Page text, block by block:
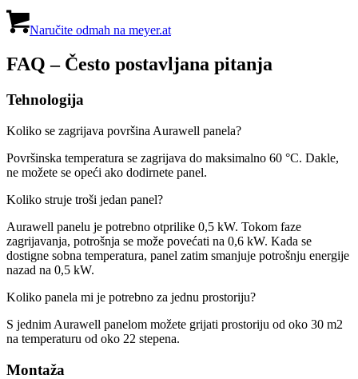
Naručite odmah na meyer.at
FAQ – Često postavljana pitanja
Tehnologija
Koliko se zagrijava površina Aurawell panela?
Površinska temperatura se zagrijava do maksimalno 60 °C. Dakle,
ne možete se opeći ako dodirnete panel.
Koliko struje troši jedan panel?
Aurawell panelu je potrebno otprilike 0,5 kW. Tokom faze
zagrijavanja, potrošnja se može povećati na 0,6 kW. Kada se
dostigne sobna temperatura, panel zatim smanjuje potrošnju energije
nazad na 0,5 kW.
Koliko panela mi je potrebno za jednu prostoriju?
S jednim Aurawell panelom možete grijati prostoriju od oko 30 m2
na temperaturu od oko 22 stepena.
Montaža